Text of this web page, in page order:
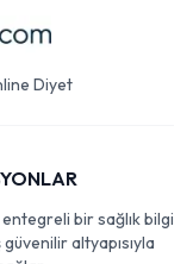
Diyet
bir sağlık bilgi
altyapısıyla